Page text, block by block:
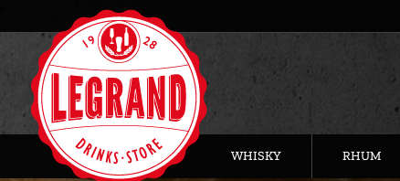
WHISKY RHUM